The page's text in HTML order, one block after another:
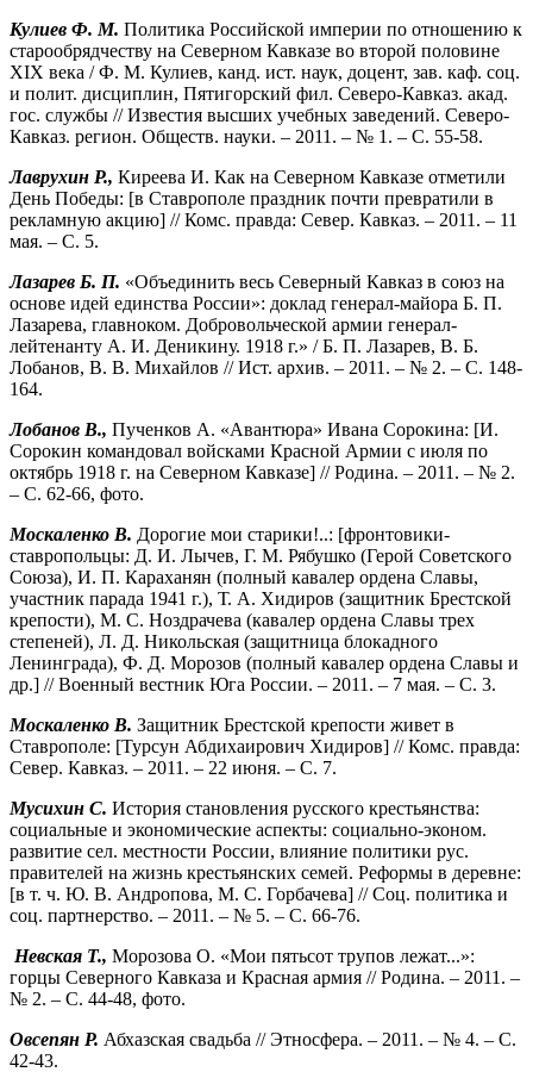
Кулиев Ф. М. Политика Российской империи по отношению к
старообрядчеству на Северном Кавказе во второй половине
XIX века / Ф. М. Кулиев, канд. ист. наук, доцент, зав. каф. соц.
и полит. дисциплин, Пятигорский фил. Северо-Кавказ. акад.
гос. службы // Известия высших учебных заведений. Северо-
Кавказ. регион. Обществ. науки. – 2011. – № 1. – С. 55-58.
Лаврухин Р., Киреева И. Как на Северном Кавказе отметили
День Победы: [в Ставрополе праздник почти превратили в
рекламную акцию] // Комс. правда: Север. Кавказ. – 2011. – 11
мая. – С. 5.
Лазарев Б. П. «Объединить весь Северный Кавказ в союз на
основе идей единства России»: доклад генерал-майора Б. П.
Лазарева, главноком. Добровольческой армии генерал-
лейтенанту А. И. Деникину. 1918 г.» / Б. П. Лазарев, В. Б.
Лобанов, В. В. Михайлов // Ист. архив. – 2011. – № 2. – С. 148-
164.
Лобанов В., Пученков А. «Авантюра» Ивана Сорокина: [И.
Сорокин командовал войсками Красной Армии с июля по
октябрь 1918 г. на Северном Кавказе] // Родина. – 2011. – № 2.
– С. 62-66, фото.
Москаленко В. Дорогие мои старики!..: [фронтовики-
ставропольцы: Д. И. Лычев, Г. М. Рябушко (Герой Советского
Союза), И. П. Караханян (полный кавалер ордена Славы,
участник парада 1941 г.), Т. А. Хидиров (защитник Брестской
крепости), М. С. Ноздрачева (кавалер ордена Славы трех
степеней), Л. Д. Никольская (защитница блокадного
Ленинграда), Ф. Д. Морозов (полный кавалер ордена Славы и
др.] // Военный вестник Юга России. – 2011. – 7 мая. – С. 3.
Москаленко В. Защитник Брестской крепости живет в
Ставрополе: [Турсун Абдихаирович Хидиров] // Комс. правда:
Север. Кавказ. – 2011. – 22 июня. – С. 7.
Мусихин С. История становления русского крестьянства:
социальные и экономические аспекты: социально-эконом.
развитие сел. местности России, влияние политики рус.
правителей на жизнь крестьянских семей. Реформы в деревне:
[в т. ч. Ю. В. Андропова, М. С. Горбачева] // Соц. политика и
соц. партнерство. – 2011. – № 5. – С. 66-76.
Невская Т., Морозова О. «Мои пятьсот трупов лежат...»:
горцы Северного Кавказа и Красная армия // Родина. – 2011. –
№ 2. – С. 44-48, фото.
Овсепян Р. Абхазская свадьба // Этносфера. – 2011. – № 4. – С.
42-43.